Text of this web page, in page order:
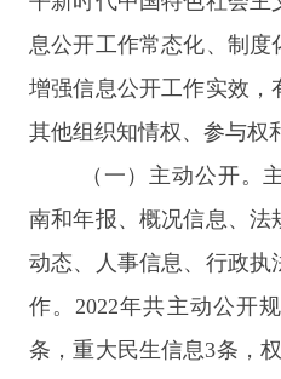
息公开工作常态化、制
增强信息公开工作实效，
其他组织知情权、参与权
（一）主动公开。
南和年报、概况信息、法
动态、人事信息、行政执
作。 2022年共主动公开
条，重大民生信息3条，